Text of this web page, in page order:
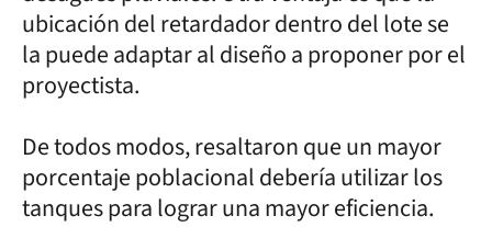
ubicación del retardador dentro del lote se
la puede adaptar al diseño a proponer por el
proyectista.
De todos modos, resaltaron que un mayor
porcentaje poblacional debería utilizar los
tanques para lograr una mayor eficiencia.